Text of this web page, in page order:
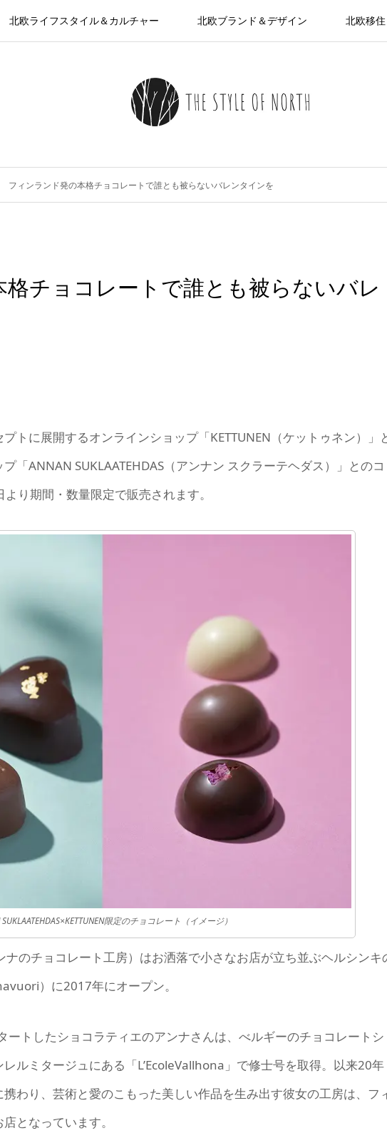
北欧ライフスタイル＆カルチャー 北欧ブランド＆デザイン 北欧移
フィンランド発の本格チョコレートで誰とも被らないバレンタインを
チョコレートで誰とも被らないバレ
プトに展開するオンラインショップ「KETTUNEN（ケットゥネン）」
「ANNAN SUKLAATEHDAS（アンナン スクラーテヘダス）」とのコ
り期間・数量限定で販売されます。
限定のチョコレート（イメージ）
ナのチョコレート工房）はお洒落で小さなお店が立ち並ぶヘルシンキ
）に2017年にオープン。
ートしたショコラティエのアンナさんは、べルギーのチョコレートシ
ルミタージュにある「L’EcoleVallhona」で修士号を取得。以来20年
わり、芸術と愛のこもった美しい作品を生み出す彼女の工房は、フ
となっています。